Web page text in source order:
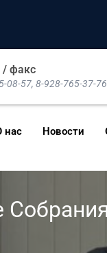
/ факс
08-57, 8-928-765-37-76
нас Новости